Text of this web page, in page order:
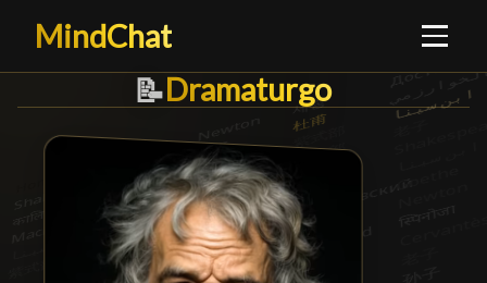
MindChat
📝Dramaturgo
Dramaturgo█